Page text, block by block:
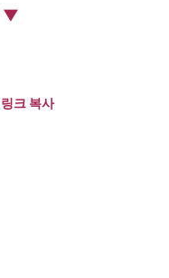
▼
링크 복사